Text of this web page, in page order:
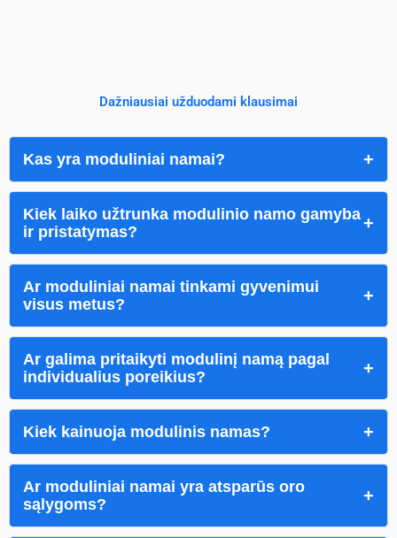
Dažniausiai užduodami klausimai
Kas yra moduliniai namai?
Kiek laiko užtrunka modulinio namo gamyba
ir pristatymas?
Ar moduliniai namai tinkami gyvenimui
visus metus?
Ar galima pritaikyti modulinį namą pagal
individualius poreikius?
Kiek kainuoja modulinis namas?
Ar moduliniai namai yra atsparūs oro
sąlygoms?